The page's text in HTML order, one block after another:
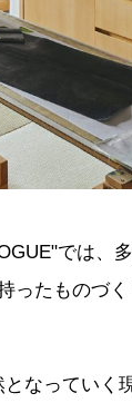
では、
ったものづ
なっていく